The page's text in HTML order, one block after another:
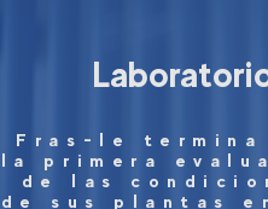
Fras-le termina
la primera
de las
de sus plantas